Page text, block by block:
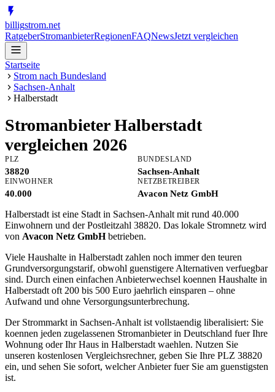
billigstrom.net
RatgeberStromanbieterRegionenFAQNewsJetzt vergleichen
Startseite
Strom nach Bundesland
Sachsen-Anhalt
Halberstadt
StromanbieterHalberstadt
vergleichen 2026
PLZ
38820
BUNDESLAND
Sachsen-Anhalt
EINWOHNER
40.000
NETZBETREIBER
Avacon Netz GmbH
Halberstadt ist eine Stadt in Sachsen-Anhalt mit rund 40.000
Einwohnern und der Postleitzahl 38820. Das lokale Stromnetz wird
von Avacon Netz GmbHbetrieben.
Viele Haushalte in Halberstadt zahlen noch immer den teuren
Grundversorgungstarif, obwohl guenstigere Alternativen verfuegbar
sind. Durch einen einfachen Anbieterwechsel koennen Haushalte in
Halberstadt oft 200 bis 500 Euro jaehrlich einsparen – ohne
Aufwand und ohne Versorgungsunterbrechung.
Der Strommarkt in Sachsen-Anhalt ist vollstaendig liberalisiert: Sie
koennen jeden zugelassenen Stromanbieter in Deutschland fuer Ihre
Wohnung oder Ihr Haus in Halberstadt waehlen. Nutzen Sie
unseren kostenlosen Vergleichsrechner, geben Sie Ihre PLZ 38820
ein, und sehen Sie sofort, welcher Anbieter fuer Sie am guenstigsten
ist.